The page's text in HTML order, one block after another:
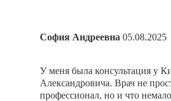
София Андреевна 05.08.2025
У меня была консультация у
Александровича. Врач не
профессионал, но и что